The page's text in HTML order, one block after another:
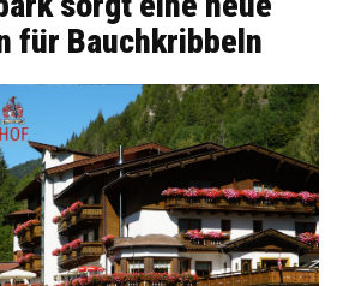
für Bauchkribbeln